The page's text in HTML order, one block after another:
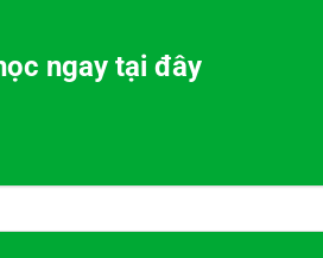
ngay tại đây